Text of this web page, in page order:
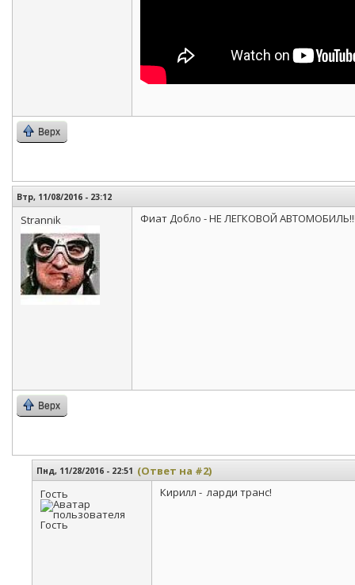
Верх
Втр, 11/08/2016 - 23:12
Strannik Фиат Добло - НЕ ЛЕГКОВОЙ
Верх
Пнд, 11/28/2016 - 22:51 (Ответ на #2)
Гость
Кирилл - ларди транс!